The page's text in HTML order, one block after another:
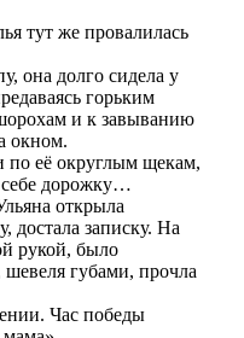
тут же провалилась
она долго сидела у
горьким
и к завыванию
окном.
по её округлым щекам,
дорожку…
открыла
достала записку. На
рукой, было
шевеля губами, прочла
Час победы